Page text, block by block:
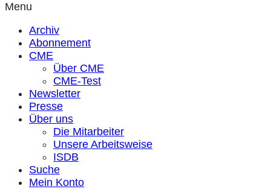
Menu
Archiv
Abonnement
CME
Über CME
CME-Test
Newsletter
Presse
Über uns
Die Mitarbeiter
Unsere Arbeitsweise
ISDB
Suche
Mein Konto